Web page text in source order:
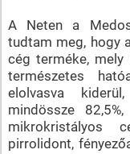
A Neten a
tudtam meg, hogy
cég terméke, mely
természetes
elolvasva
mindössze
mikrokristályos
pirrolidont,